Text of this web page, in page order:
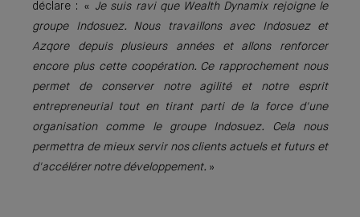
déclare : « Je suis ravi que Wealth Dynamix rejoigne le
groupe Indosuez. Nous travaillons avec Indosuez et
Azqore depuis plusieurs années et allons renforcer
encore plus cette coopération. Ce rapprochement nous
permet de conserver notre agilité et notre esprit
entrepreneurial tout en tirant parti de la force d'une
organisation comme le groupe Indosuez. Cela nous
permettra de mieux servir nos clients actuels et futurs et
d'accélérer notre développement. »